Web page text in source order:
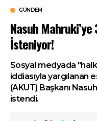
GÜNDEM
Nasuh Mahruki’ye
İsteniyor!
Sosyal medyada
iddiasıyla yargılanan
(AKUT) Başkanı
istendi.